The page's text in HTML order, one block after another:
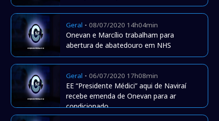
Geral -08/07/2020 14h04min
Onevan e Marcílio trabalham para
abertura de abatedouro em NHS
Geral -06/07/2020 17h08min
EE “Presidente Médici” aqui de Naviraí
recebe emenda de Onevan para ar
condicionado